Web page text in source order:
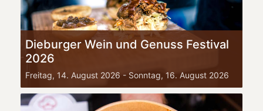
Dieburger Wein und Genuss Festival
2026
Freitag, 14. August 2026 - Sonntag, 16. August 2026